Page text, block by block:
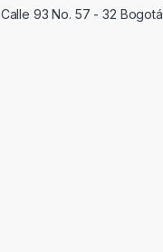
Calle 93 No. 57 - 32 Bogotá